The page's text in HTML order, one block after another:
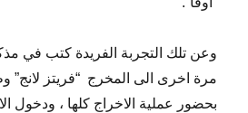
وعن تلك التجربة الفريدة كتب في
مرة اخرى الى المخرج “فريتز
بحضور عملية الاخراج كلها ، ودخول